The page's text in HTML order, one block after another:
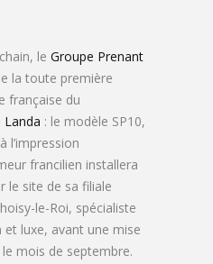
le Groupe Prenant
la toute première
française du
Landa : le modèle SP10,
l’impression
francilien installera
le site de sa filiale
le-Roi, spécialiste
et luxe, avant une mise
mois de septembre.